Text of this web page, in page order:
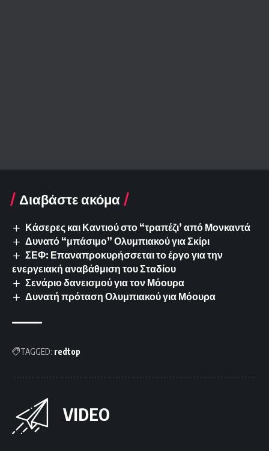
Διαβάστε ακόμα
Κάσερες και Καντιού στο “τραπέζι’ από Μονκαντά
Δυνατό “μπάσιμο” Ολυμπιακού για Σκίρι
ΣΕΦ: Επαναπροκυρήσσεται το έργο για την
ενεργειακή αναβάθμιση του Σταδίου
Σενάριο δανεισμού για τον Μόουρα
Δυνατή πρόταση Ολυμπιακού για Μόουρα
TAGGED: redtop
VIDEO